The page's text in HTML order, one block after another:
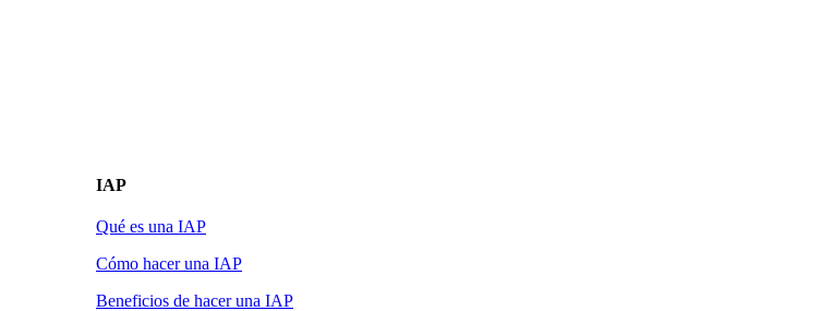
IAP
Qué es una IAP
Cómo hacer una IAP
Beneficios de hacer una IAP